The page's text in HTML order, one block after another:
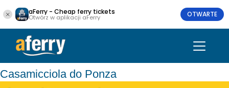
aFerry - Cheap ferry tickets
Otwórz w aplikacji aFerry OTWARTE
Casamicciola do Ponza